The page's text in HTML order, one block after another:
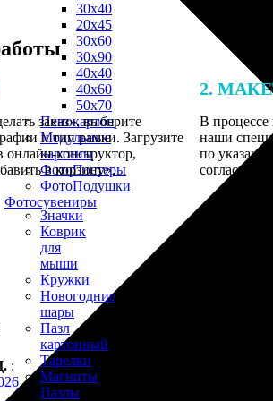
30х40
20х45
30х60
30х90
40х40
40х60
50х70
Пенокартон
Модульные
картины
ФотоПостеры
ФотоПодушки
Фотоcувениры
Значки
Коврик
для
мыши
Кружки
Новогодние
шары
Пазл
картонный
Тарелки
Магниты
Пазлы
заказ», выберите
и тип рамки. Загрузите
онлайн-конструктор,
в корзину».
2.
В процессе
наши
по
: